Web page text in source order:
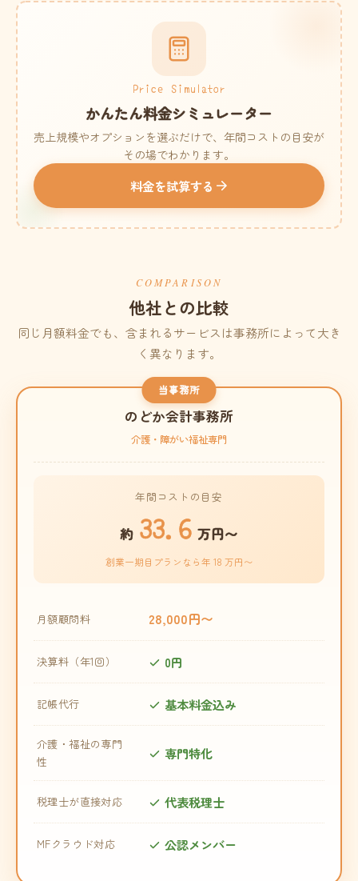
Price Simulator
かんたん料金シミュレーター
売上規模やオプションを選ぶだけで、年間コストの目安が
その場でわかります。
料金を試算する
COMPARISON
他社との比較
同じ月額料金でも、含まれるサービスは事務所によって大き
く異なります。
当事務所
のどか会計事務所
介護・障がい福祉専門
年間コストの目安
約 33.6 万円〜
創業一期目プランなら年 18 万円〜
月額顧問料 28,000円〜
決算料（年1回） 0円
記帳代行 基本料金込み
介護・福祉の専門
性
専門特化
税理士が直接対応 代表税理士
MFクラウド対応 公認メンバー